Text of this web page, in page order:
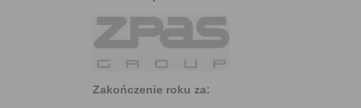
Zakończenie roku za: